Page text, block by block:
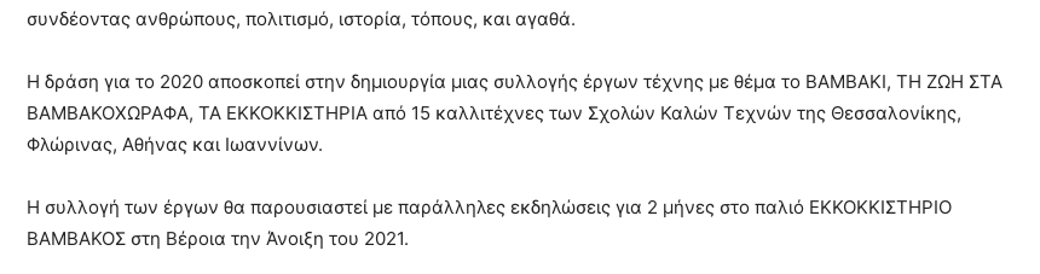
τα
τελευταία
συνδέοντας ανθρώπους, πολιτισμό, ιστορία, τόπους, και αγαθά.
Η δράση για το 2020 αποσκοπεί στην δημιουργία μιας συλλογής έργων τέχνης µε θέμα το ΒΑΜΒΑΚΙ, ΤΗ ΖΩΗ ΣΤΑ
ΒΑΜΒΑΚΟΧΩΡΑΦΑ, ΤΑ ΕΚΚΟΚΚΙΣΤΗΡΙΑ από 15 καλλιτέχνες των Σχολών Καλών Τεχνών της Θεσσαλονίκης,
Φλώρινας, Αθήνας και Ιωαννίνων.
Η συλλογή των έργων θα παρουσιαστεί µε παράλληλες εκδηλώσεις για 2 μήνες στο παλιό ΕΚΚΟΚΚΙΣΤΗΡΙΟ
ΒΑΜΒΑΚΟΣ στη Βέροια την Άνοιξη του 2021.